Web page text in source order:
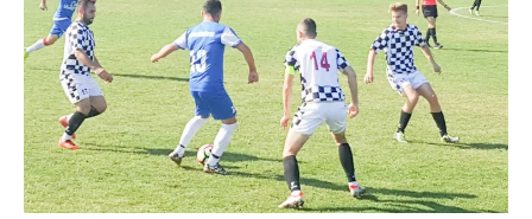
trofeu
sportiv
din
istoria
sa
recentă